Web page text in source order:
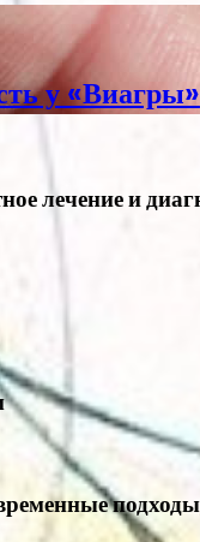
у «Виагры»
лечение и